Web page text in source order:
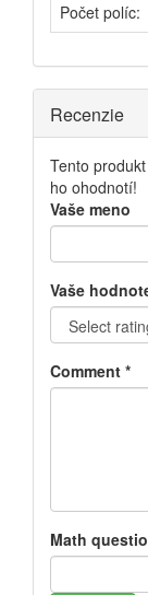
Počet políc:
Recenzie
Tento
ho ohodnotí!
Vaše meno
Vaše
Comment *
Math